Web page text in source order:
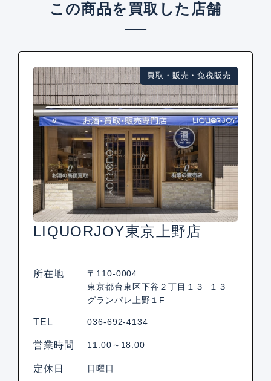
この商品を買取した店舗
買取・販売・免税販売
LIQUORJOY東京上野店
所在地
〒110-0004
東京都台東区下谷２丁目１３−１３
グランパレ上野１F
TEL 036-692-4134
営業時間 11:00～18:00
定休日 日曜日